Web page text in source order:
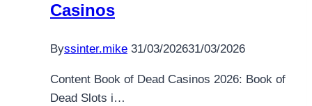
Casinos
Byssinter.mike 31/03/202631/03/2026
Content Book of Dead Casinos 2026: Book of
Dead Slots i…